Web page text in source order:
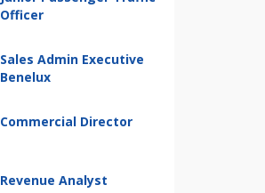
Officer
Sales Admin Executive
Benelux
Commercial Director
Revenue Analyst